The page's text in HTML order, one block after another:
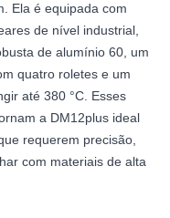
Ela é equipada com
de nível industrial,
de alumínio 60, um
quatro roletes e um
até 380 °C. Esses
a DM12plus ideal
requerem precisão,
com materiais de alta